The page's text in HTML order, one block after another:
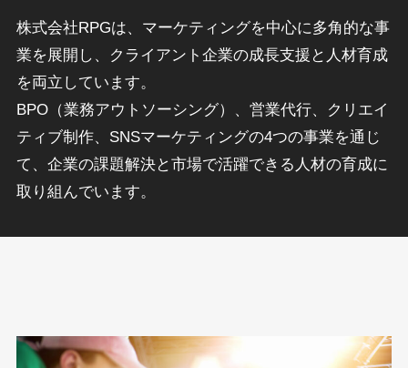
株式会社RPGは、マーケティングを中心に多角的な事
業を展開し、クライアント企業の成長支援と人材育成
を両立しています。
BPO（業務アウトソーシング）、営業代行、クリエイ
ティブ制作、SNSマーケティングの4つの事業を通じ
て、企業の課題解決と市場で活躍できる人材の育成に
取り組んでいます。